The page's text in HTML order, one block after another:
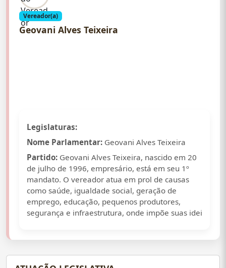
Vereador(a)
Geovani Alves Teixeira
Legislaturas:
Nome Parlamentar: Geovani Alves Teixeira
Partido: Geovani Alves Teixeira, nascido em 20
de julho de 1996, empresário, está em seu 1º
mandato. O vereador atua em prol de causas
como saúde, igualdade social, geração de
emprego, educação, pequenos produtores,
segurança e infraestrutura, onde impõe suas idei